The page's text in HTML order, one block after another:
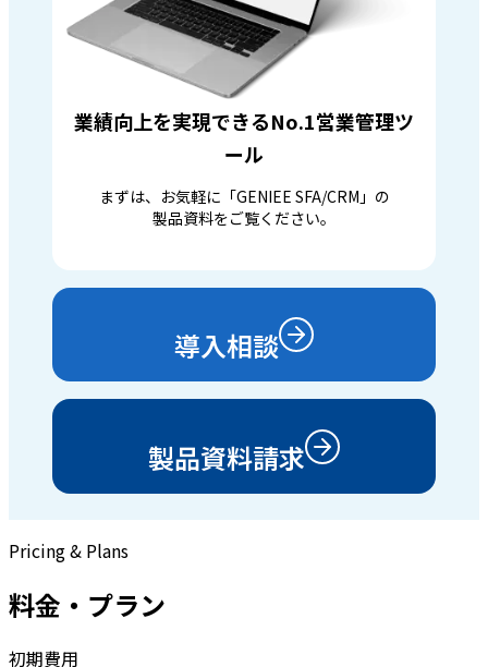
業績向上を実現できるNo.1営業管理ツ
ール
まずは、お気軽に「GENIEE SFA/CRM」の
製品資料をご覧ください。
導入相談
製品資料請求
Pricing & Plans
料金・プラン
初期費用